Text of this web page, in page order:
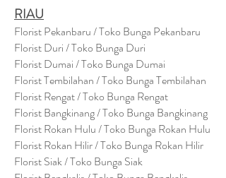
RIAU
Florist Pekanbaru / Toko Bunga Pekanbaru
Florist Duri / Toko Bunga Duri
Florist Dumai / Toko Bunga Dumai
Florist Tembilahan / Toko Bunga Tembilahan
Florist Rengat / Toko Bunga Rengat
Florist Bangkinang / Toko Bunga Bangkinang
Florist Rokan Hulu / Toko Bunga Rokan Hulu
Florist Rokan Hilir / Toko Bunga Rokan Hilir
Florist Siak / Toko Bunga Siak